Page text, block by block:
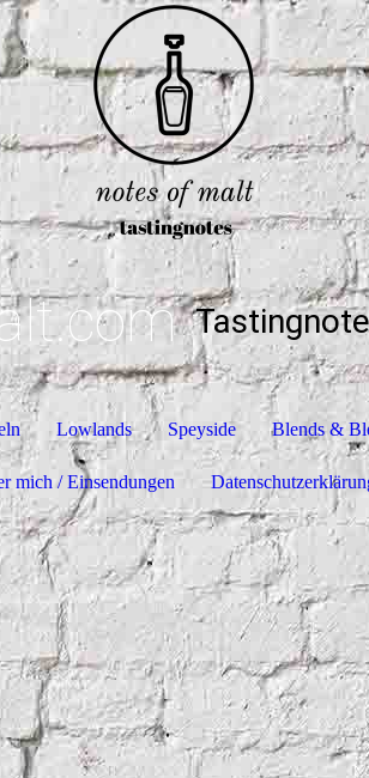
Lowlands Speyside Blends &
mich / Einsendungen